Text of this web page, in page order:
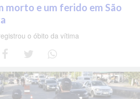
morto e um ferido em São
o óbito da vítima